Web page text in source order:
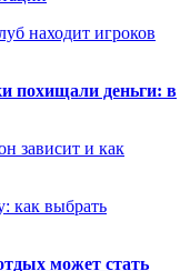
находит игроков
похищали деньги: в
зависит и как
как выбрать
может стать